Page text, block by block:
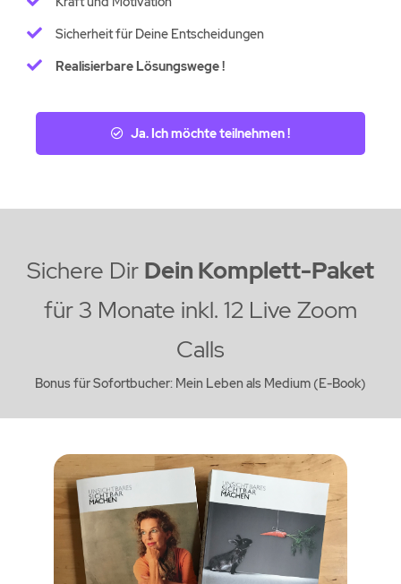
Sicherheit für Deine Entscheidungen
Realisierbare Lösungswege !
Ja. Ich möchte teilnehmen !
Sichere Dir Dein Komplett-Paket
für 3 Monate inkl. 12 Live Zoom
Calls
Bonus für Sofortbucher: Mein Leben als Medium (E-Book)